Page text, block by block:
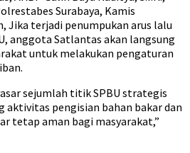
Surabaya, Kamis
Jika terjadi penumpukan arus lalu
anggota Satlantas akan langsung
untuk melakukan pengaturan
sejumlah titik SPBU strategis
aktivitas pengisian bahan bakar dan
tetap aman bagi masyarakat,”